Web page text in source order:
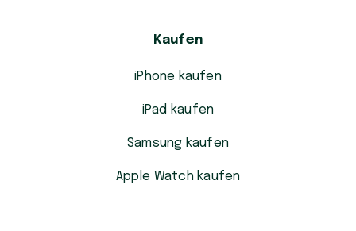
Kaufen
iPhone kaufen
iPad kaufen
Samsung kaufen
Apple Watch kaufen